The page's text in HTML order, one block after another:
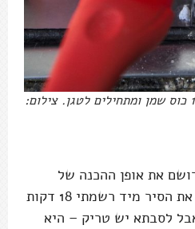
ואז מעבירים למחבת עם 1/3 כוס שמן ומתחילים לטגן. צילום:
את אופן ההכנה של
המג'דרה, כשכיסתה חנה את הסיר מיד רשמתי 18 דקות
לסבתא יש טריק – היא